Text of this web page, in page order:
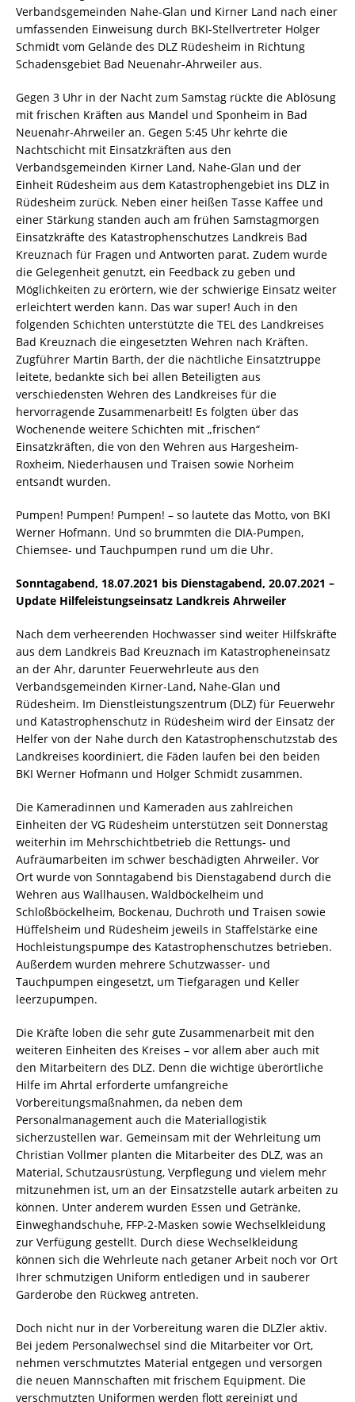
Verbandsgemeinden Nahe-Glan und Kirner Land nach einer
umfassenden Einweisung durch BKI-Stellvertreter Holger
Schmidt vom Gelände des DLZ Rüdesheim in Richtung
Schadensgebiet Bad Neuenahr-Ahrweiler aus.
Gegen 3 Uhr in der Nacht zum Samstag rückte die Ablösung
mit frischen Kräften aus Mandel und Sponheim in Bad
Neuenahr-Ahrweiler an. Gegen 5:45 Uhr kehrte die
Nachtschicht mit Einsatzkräften aus den
Verbandsgemeinden Kirner Land, Nahe-Glan und der
Einheit Rüdesheim aus dem Katastrophengebiet ins DLZ in
Rüdesheim zurück. Neben einer heißen Tasse Kaffee und
einer Stärkung standen auch am frühen Samstagmorgen
Einsatzkräfte des Katastrophenschutzes Landkreis Bad
Kreuznach für Fragen und Antworten parat. Zudem wurde
die Gelegenheit genutzt, ein Feedback zu geben und
Möglichkeiten zu erörtern, wie der schwierige Einsatz weiter
erleichtert werden kann. Das war super! Auch in den
folgenden Schichten unterstützte die TEL des Landkreises
Bad Kreuznach die eingesetzten Wehren nach Kräften.
Zugführer Martin Barth, der die nächtliche Einsatztruppe
leitete, bedankte sich bei allen Beteiligten aus
verschiedensten Wehren des Landkreises für die
hervorragende Zusammenarbeit! Es folgten über das
Wochenende weitere Schichten mit „frischen“
Einsatzkräften, die von den Wehren aus Hargesheim-
Roxheim, Niederhausen und Traisen sowie Norheim
entsandt wurden.
Pumpen! Pumpen! Pumpen! – so lautete das Motto, von BKI
Werner Hofmann. Und so brummten die DIA-Pumpen,
Chiemsee- und Tauchpumpen rund um die Uhr.
Sonntagabend, 18.07.2021 bis Dienstagabend, 20.07.2021 –
Update Hilfeleistungseinsatz Landkreis Ahrweiler
Nach dem verheerenden Hochwasser sind weiter Hilfskräfte
aus dem Landkreis Bad Kreuznach im Katastropheneinsatz
an der Ahr, darunter Feuerwehrleute aus den
Verbandsgemeinden Kirner-Land, Nahe-Glan und
Rüdesheim. Im Dienstleistungszentrum (DLZ) für Feuerwehr
und Katastrophenschutz in Rüdesheim wird der Einsatz der
Helfer von der Nahe durch den Katastrophenschutzstab des
Landkreises koordiniert, die Fäden laufen bei den beiden
BKI Werner Hofmann und Holger Schmidt zusammen.
Die Kameradinnen und Kameraden aus zahlreichen
Einheiten der VG Rüdesheim unterstützen seit Donnerstag
weiterhin im Mehrschichtbetrieb die Rettungs- und
Aufräumarbeiten im schwer beschädigten Ahrweiler. Vor
Ort wurde von Sonntagabend bis Dienstagabend durch die
Wehren aus Wallhausen, Waldböckelheim und
Schloßböckelheim, Bockenau, Duchroth und Traisen sowie
Hüffelsheim und Rüdesheim jeweils in Staffelstärke eine
Hochleistungspumpe des Katastrophenschutzes betrieben.
Außerdem wurden mehrere Schutzwasser- und
Tauchpumpen eingesetzt, um Tiefgaragen und Keller
leerzupumpen.
Die Kräfte loben die sehr gute Zusammenarbeit mit den
weiteren Einheiten des Kreises – vor allem aber auch mit
den Mitarbeitern des DLZ. Denn die wichtige überörtliche
Hilfe im Ahrtal erforderte umfangreiche
Vorbereitungsmaßnahmen, da neben dem
Personalmanagement auch die Materiallogistik
sicherzustellen war. Gemeinsam mit der Wehrleitung um
Christian Vollmer planten die Mitarbeiter des DLZ, was an
Material, Schutzausrüstung, Verpflegung und vielem mehr
mitzunehmen ist, um an der Einsatzstelle autark arbeiten zu
können. Unter anderem wurden Essen und Getränke,
Einweghandschuhe, FFP-2-Masken sowie Wechselkleidung
zur Verfügung gestellt. Durch diese Wechselkleidung
können sich die Wehrleute nach getaner Arbeit noch vor Ort
Ihrer schmutzigen Uniform entledigen und in sauberer
Garderobe den Rückweg antreten.
Doch nicht nur in der Vorbereitung waren die DLZler aktiv.
Bei jedem Personalwechsel sind die Mitarbeiter vor Ort,
nehmen verschmutztes Material entgegen und versorgen
die neuen Mannschaften mit frischem Equipment. Die
verschmutzten Uniformen werden flott gereinigt und